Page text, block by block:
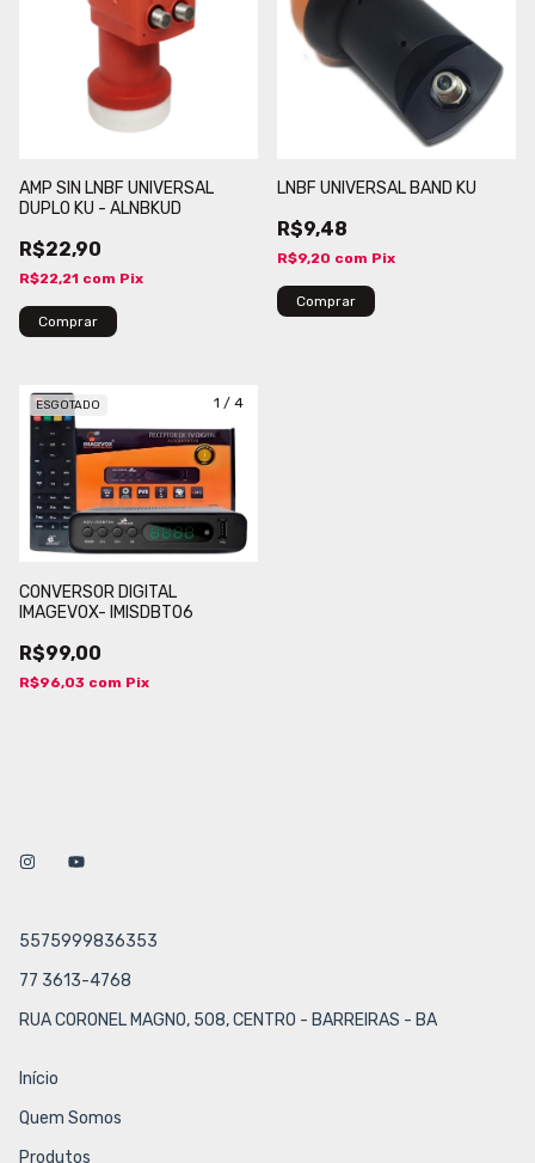
AMP SIN LNBF UNIVERSAL
DUPLO KU - ALNBKUD
R$22,90
R$22,21 com Pix
LNBF UNIVERSAL BAND KU
R$9,48
R$9,20 com Pix
1 / 4
ESGOTADO
CONVERSOR DIGITAL
IMAGEVOX- IMISDBT06
R$99,00
R$96,03 com Pix
5575999836353
77 3613-4768
RUA CORONEL MAGNO, 508, CENTRO - BARREIRAS - BA
Início
Quem Somos
Produtos